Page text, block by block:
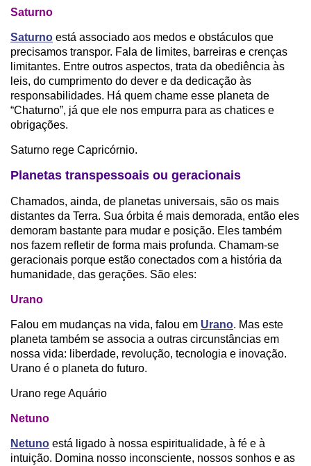
Saturno
Saturno está associado aos medos e obstáculos que
precisamos transpor. Fala de limites, barreiras e crenças
limitantes. Entre outros aspectos, trata da obediência às
leis, do cumprimento do dever e da dedicação às
responsabilidades. Há quem chame esse planeta de
“Chaturno”, já que ele nos empurra para as chatices e
obrigações.
Saturno rege Capricórnio.
Planetas transpessoais ou geracionais
Chamados, ainda, de planetas universais, são os mais
distantes da Terra. Sua órbita é mais demorada, então eles
demoram bastante para mudar e posição. Eles também
nos fazem refletir de forma mais profunda. Chamam-se
geracionais porque estão conectados com a história da
humanidade, das gerações. São eles:
Urano
Falou em mudanças na vida, falou em Urano. Mas este
planeta também se associa a outras circunstâncias em
nossa vida: liberdade, revolução, tecnologia e inovação.
Urano é o planeta do futuro.
Urano rege Aquário
Netuno
Netuno está ligado à nossa espiritualidade, à fé e à
intuição. Domina nosso inconsciente, nossos sonhos e as